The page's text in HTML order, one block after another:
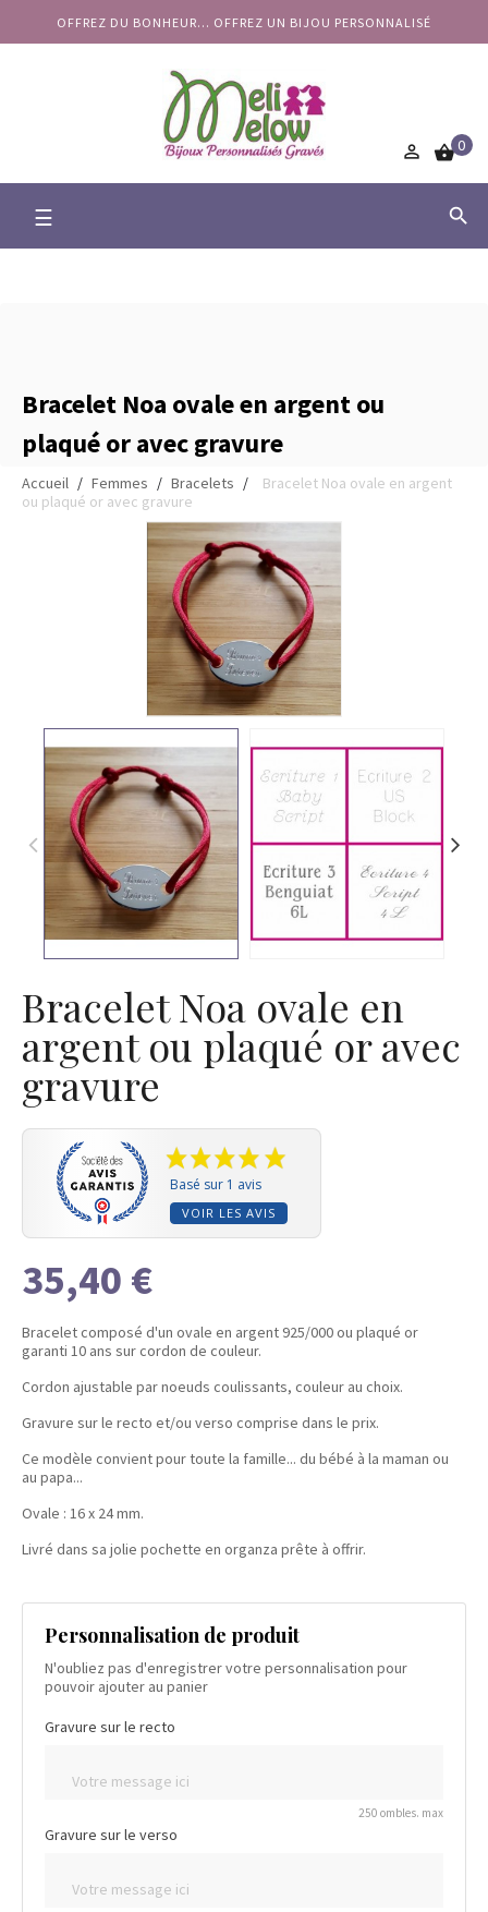
OFFREZ DU BONHEUR... OFFREZ UN BIJOU PERSONNALISÉ
 0
Basculer
☰ 
Bracelet Noa ovale en argent ou
plaqué or avec gravure
Accueil Femmes Bracelets
Bracelet Noa ovale en argent
ou plaqué or avec gravure
Bracelet Noa ovale en
argent ou plaqué or avec
gravure
Basé sur 1 avis
VOIR LES AVIS
35,40 €
Bracelet composé d'un ovale en argent 925/000 ou plaqué or
garanti 10 ans sur cordon de couleur.
Cordon ajustable par noeuds coulissants, couleur au choix.
Gravure sur le recto et/ou verso comprise dans le prix.
Ce modèle convient pour toute la famille... du bébé à la maman ou
au papa...
Ovale : 16 x 24 mm.
Livré dans sa jolie pochette en organza prête à offrir.
Personnalisation de produit
N'oubliez pas d'enregistrer votre personnalisation pour
pouvoir ajouter au panier
Gravure sur le recto
250 ombles. max
Gravure sur le verso